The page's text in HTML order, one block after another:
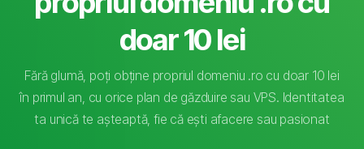
doar 10 lei
Fără glumă, poți obține propriul domeniu .ro cu doar 10 lei
în primul an, cu orice plan de găzduire sau VPS. Identitatea
ta unică te așteaptă, fie că ești afacere sau pasionat